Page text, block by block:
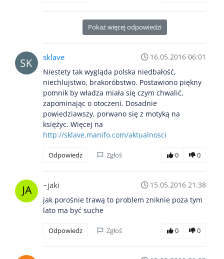
Pokaż więcej odpowiedzi
sklave
16.05.2016 06:01
Niestety tak wygląda polska niedbałość,
niechlujstwo, brakoróbstwo. Postawiono piękny
pomnik by władza miała się czym chwalić,
zapominając o otoczeni. Dosadnie
powiedziawszy, porwano się z motyką na
księżyc. Więcej na
http://sklave.manifo.com/aktualnosci
Odpowiedz Zgłoś 0 0
~jaki
15.05.2016 21:38
jak porośnie trawą to problem zniknie poza tym
lato ma być suche
Odpowiedz Zgłoś 0 0